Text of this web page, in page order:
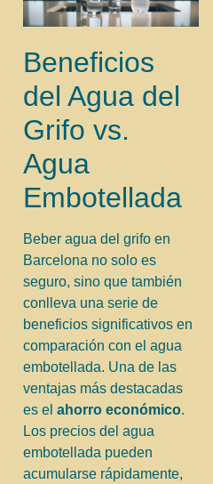
Beneficios
del Agua del
Grifo vs.
Agua
Embotellada
Beber agua del grifo en
Barcelona no solo es
seguro, sino que también
conlleva una serie de
beneficios significativos en
comparación con el agua
embotellada. Una de las
ventajas más destacadas
es el ahorro económico.
Los precios del agua
embotellada pueden
acumularse rápidamente,